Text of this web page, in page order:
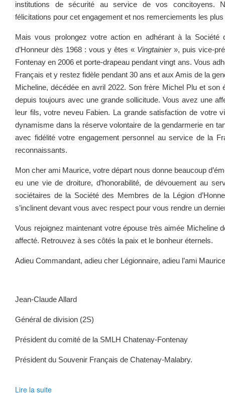
institutions de sécurité au service de vos concitoyens.
félicitations pour cet engagement et nos remerciements les
Mais vous prolongez votre action en adhérant à la Société
d’Honneur dès 1968 : vous y êtes « Vingtainier», puis vice-
Fontenay en 2006 et porte-drapeau pendant vingt ans. Vous
Français et y restez fidèle pendant 30 ans et aux Amis de la
Micheline, décédée en avril 2022. Son frère Michel Plu et son
depuis toujours avec une grande sollicitude. Vous avez une
leur fils, votre neveu Fabien. La grande satisfaction de votre
dynamisme dans la réserve volontaire de la gendarmerie en
avec fidélité votre engagement personnel au service de la
reconnaissants.
Mon cher ami Maurice, votre départ nous donne beaucoup
eu une vie de droiture, d’honorabilité, de dévouement au
sociétaires de la Société des Membres de la Légion
s’inclinent devant vous avec respect pour vous rendre un
Vous rejoignez maintenant votre épouse très aimée Micheline
affecté. Retrouvez à ses côtés la paix et le bonheur éternels.
Adieu Commandant, adieu cher Légionnaire, adieu l’ami
Jean-Claude Allard
Général de division (2S)
Président du comité de la SMLH Chatenay-Fontenay
Président du Souvenir Français de Chatenay-Malabry.
Lire la suite